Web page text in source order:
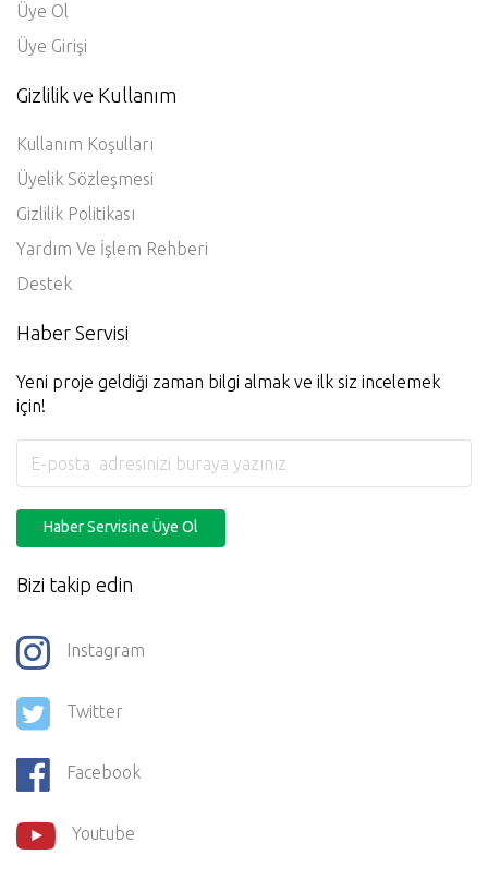
Üye Ol
Üye Girişi
Gizlilik ve Kullanım
Kullanım Koşulları
Üyelik Sözleşmesi
Gizlilik Politikası
Yardım Ve İşlem Rehberi
Destek
Haber Servisi
Yeni proje geldiği zaman bilgi almak ve ilk siz incelemek
için!
Haber Servisine Üye Ol
Bizi takip edin
Instagram
Twitter
Facebook
Youtube